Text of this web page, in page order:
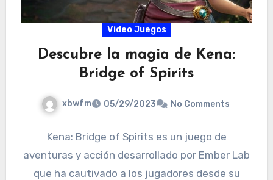
Video Juegos
Descubre la magia de Kena:
Bridge of Spirits
xbwfm 05/29/2023 No Comments
Kena: Bridge of Spirits es un juego de
aventuras y acción desarrollado por Ember Lab
que ha cautivado a los jugadores desde su